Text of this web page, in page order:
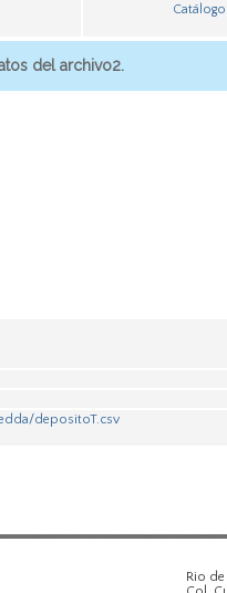
del archivo2.
depositoT.csv
Rio de